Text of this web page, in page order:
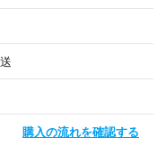
ございます）
方はご購入お控えくださ
見落としがある場合もござ
購入の流れを確認する